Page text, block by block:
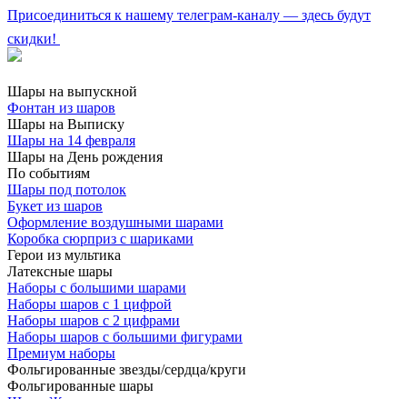
Присоединиться к нашему телеграм-каналу — здесь будут
скидки!
Шары на выпускной
Фонтан из шаров
Шары на Выписку
Шары на 14 февраля
Шары на День рождения
По событиям
Шары под потолок
Букет из шаров
Оформление воздушными шарами
Коробка сюрприз с шариками
Герои из мультика
Латексные шары
Наборы с большими шарами
Наборы шаров с 1 цифрой
Наборы шаров с 2 цифрами
Наборы шаров с большими фигурами
Премиум наборы
Фольгированные звезды/сердца/круги
Фольгированные шары